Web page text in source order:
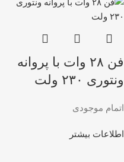
فن ۲۸ وات با پروانه
ونتوری ۲۳۰ ولت
اتمام موجودی
اطلاعات بیشتر